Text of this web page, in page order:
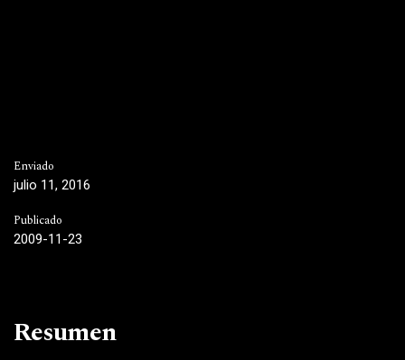
Enviado
julio 11, 2016
Publicado
2009-11-23
Resumen